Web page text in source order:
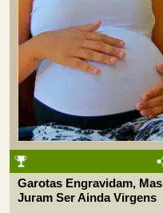
Garotas Engravidam, Mas
Juram Ser Ainda Virgens